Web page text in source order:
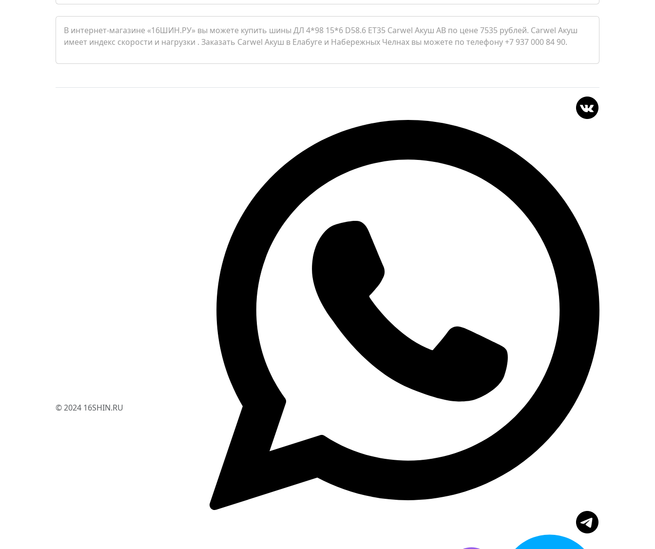
В интернет-магазине «16ШИН.РУ» вы можете купить шины ДЛ 4*98 15*6 D58.6 ET35 Carwel Акуш AB по цене 7535 рублей. Carwel Акуш
имеет индекс скорости и нагрузки . Заказать Carwel Акуш в Елабуге и Набережных Челнах вы можете по телефону +7 937 000 84 90.
© 2024 16SHIN.RU